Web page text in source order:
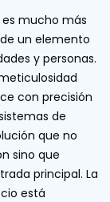
mucho más
un elemento
y personas.
con precisión
de
que no
sino que
principal. La
está